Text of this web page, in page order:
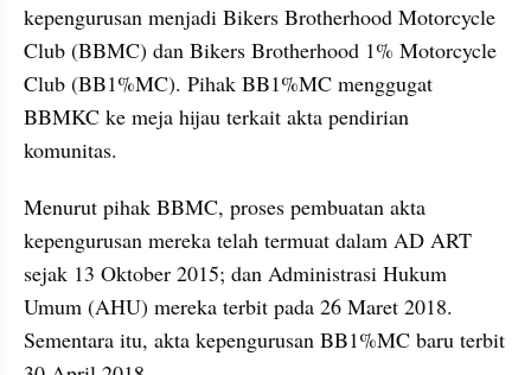
kepengurusan menjadi Bikers Brotherhood Motorcycle
Club (BBMC) dan Bikers Brotherhood 1% Motorcycle
Club (BB1%MC). Pihak BB1%MC menggugat
BBMKC ke meja hijau terkait akta pendirian
komunitas.
Menurut pihak BBMC, proses pembuatan akta
kepengurusan mereka telah termuat dalam AD ART
sejak 13 Oktober 2015; dan Administrasi Hukum
Umum (AHU) mereka terbit pada 26 Maret 2018.
Sementara itu, akta kepengurusan BB1%MC baru terbit